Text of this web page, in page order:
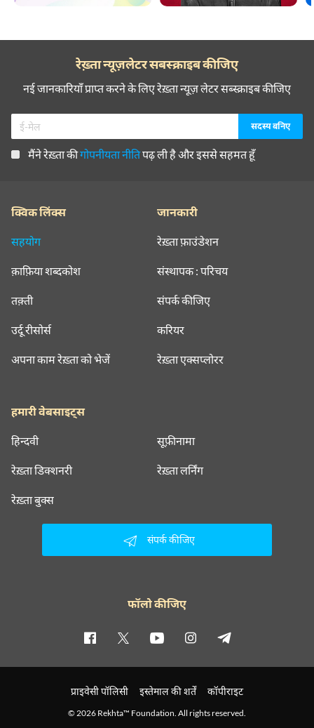
रेख़्ता न्यूज़लेटर सबस्क्राइब कीजिए
नई जानकारियाँ प्राप्त करने के लिए रेख़्ता न्यूज़ लेटर सब्स्क्राइब कीजिए
मैंने रेख़्ता कीगोपनीयता नीतिपढ़ ली है और इससे सहमत हूँ
क्विक लिंक्स
सहयोग
क़ाफ़िया शब्दकोश
तक़्ती
उर्दू रीसोर्स
अपना काम रेख़्ता को भेजें
जानकारी
रेख़्ता फ़ाउंडेशन
संस्थापक : परिचय
संपर्क कीजिए
करियर
रेख़्ता एक्सप्लोरर
हमारी वेबसाइट्स
हिन्दवी सूफ़ीनामा
रेख़्ता डिक्शनरी रेख़्ता लर्निंग
रेख़्ता बुक्स
संपर्क कीजिए
फॉलो कीजिए
प्राइवेसी पॉलिसी इस्तेमाल की शर्तें कॉपीराइट
© 2026 Rekhta™ Foundation. All rights reserved.